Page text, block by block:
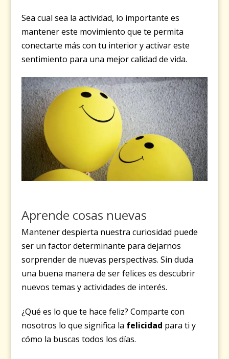
Sea cual sea la actividad, lo importante es
mantener este movimiento que te permita
conectarte más con tu interior y activar este
sentimiento para una mejor calidad de vida.
Aprende cosas nuevas
Mantener despierta nuestra curiosidad puede
ser un factor determinante para dejarnos
sorprender de nuevas perspectivas. Sin duda
una buena manera de ser felices es descubrir
nuevos temas y actividades de interés.
¿Qué es lo que te hace feliz? Comparte con
nosotros lo que significa la felicidad para ti y
cómo la buscas todos los días.